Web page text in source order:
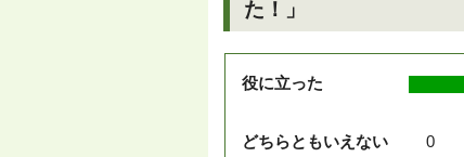
た！」
役に立った
どちらともいえない 0